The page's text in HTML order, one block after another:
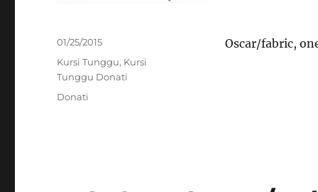
Oscar/fabric,
Posted
01/25/2015
Categories
Kursi Tunggu, Kursi
Tunggu Donati
Tags
Donati